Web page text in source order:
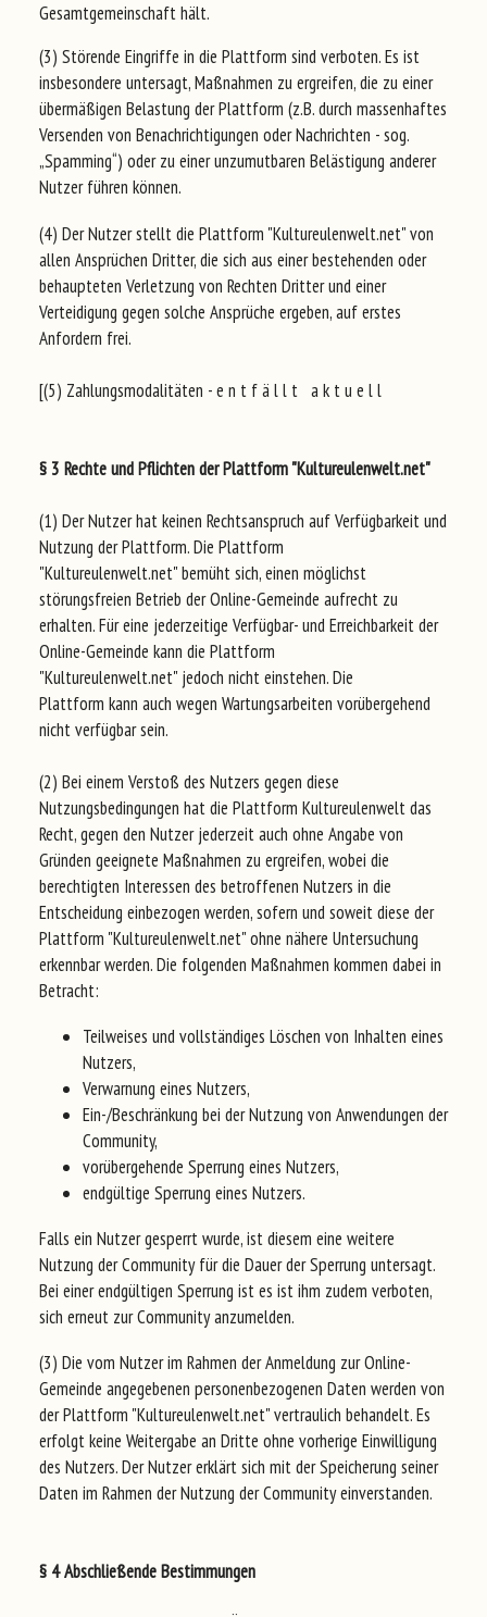
Gesamtgemeinschaft hält.
(3) Störende Eingriffe in die Plattform sind verboten. Es ist
insbesondere untersagt, Maßnahmen zu ergreifen, die zu einer
übermäßigen Belastung der Plattform (z.B. durch massenhaftes
Versenden von Benachrichtigungen oder Nachrichten - sog.
„Spamming“) oder zu einer unzumutbaren Belästigung anderer
Nutzer führen können.
(4) Der Nutzer stellt die Plattform "Kultureulenwelt.net" von
allen Ansprüchen Dritter, die sich aus einer bestehenden oder
behaupteten Verletzung von Rechten Dritter und einer
Verteidigung gegen solche Ansprüche ergeben, auf erstes
Anfordern frei.
[(5) Zahlungsmodalitäten - e n t f ä l l t a k t u e l l
§ 3 Rechte und Pflichten der Plattform "Kultureulenwelt.net"
(1) Der Nutzer hat keinen Rechtsanspruch auf Verfügbarkeit und
Nutzung der Plattform. Die Plattform
"Kultureulenwelt.net" bemüht sich, einen möglichst
störungsfreien Betrieb der Online-Gemeinde aufrecht zu
erhalten. Für eine jederzeitige Verfügbar- und Erreichbarkeit der
Online-Gemeinde kann die Plattform
"Kultureulenwelt.net" jedoch nicht einstehen. Die
Plattform kann auch wegen Wartungsarbeiten vorübergehend
nicht verfügbar sein.
(2) Bei einem Verstoß des Nutzers gegen diese
Nutzungsbedingungen hat die Plattform Kultureulenwelt das
Recht, gegen den Nutzer jederzeit auch ohne Angabe von
Gründen geeignete Maßnahmen zu ergreifen, wobei die
berechtigten Interessen des betroffenen Nutzers in die
Entscheidung einbezogen werden, sofern und soweit diese der
Plattform "Kultureulenwelt.net" ohne nähere Untersuchung
erkennbar werden. Die folgenden Maßnahmen kommen dabei in
Betracht:
Teilweises und vollständiges Löschen von Inhalten eines
Nutzers,
Verwarnung eines Nutzers,
Ein-/Beschränkung bei der Nutzung von Anwendungen der
Community,
vorübergehende Sperrung eines Nutzers,
endgültige Sperrung eines Nutzers.
Falls ein Nutzer gesperrt wurde, ist diesem eine weitere
Nutzung der Community für die Dauer der Sperrung untersagt.
Bei einer endgültigen Sperrung ist es ist ihm zudem verboten,
sich erneut zur Community anzumelden.
(3) Die vom Nutzer im Rahmen der Anmeldung zur Online-
Gemeinde angegebenen personenbezogenen Daten werden von
der Plattform "Kultureulenwelt.net" vertraulich behandelt. Es
erfolgt keine Weitergabe an Dritte ohne vorherige Einwilligung
des Nutzers. Der Nutzer erklärt sich mit der Speicherung seiner
Daten im Rahmen der Nutzung der Community einverstanden.
§ 4 Abschließende Bestimmungen